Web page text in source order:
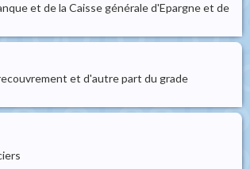
et de la Caisse générale d'Epargne et de
et d'autre part du grade